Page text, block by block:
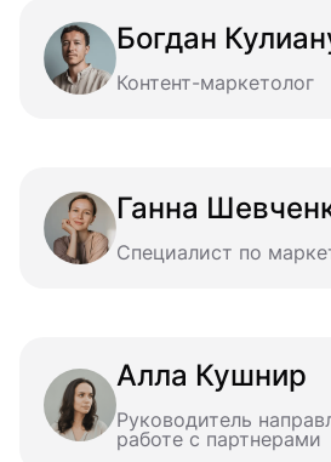
Богдан
Контент-маркетолог
Ганна
Специалист по
Алла Кушнир
Руководитель
работе с партнерами